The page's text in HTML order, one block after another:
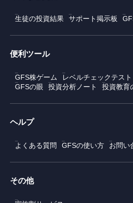
生徒の投資結果 サポート掲示板
便利ツール
GFS株ゲーム レベルチェックテスト
GFSの眼
投資分析ノート 投資教育
ヘルプ
よくある質問 GFSの使い方 お問い
その他